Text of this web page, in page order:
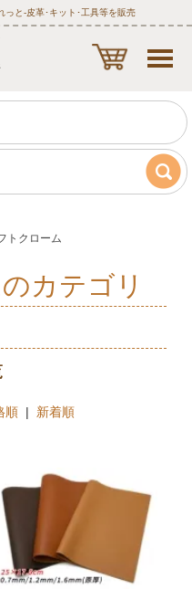
っと‐皮革･キット･工具等を販売
トクローム
カテゴリ
順| 新着順